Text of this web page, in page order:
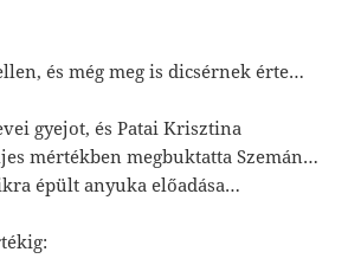
és még meg is dicsérnek érte…
gyejot, és Patai Krisztina
mértékben megbuktatta Szemán…
épült anyuka előadása…